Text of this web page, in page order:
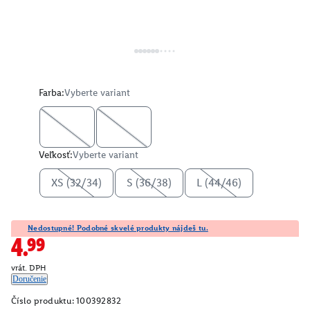
Farba:Vyberte variant
Veľkosť:Vyberte variant
XS (32/34) S (36/38) L (44/46)
Nedostupné! Podobné skvelé produkty nájdeš tu.
4.99
vrát. DPH
Doručenie
Číslo produktu: 100392832